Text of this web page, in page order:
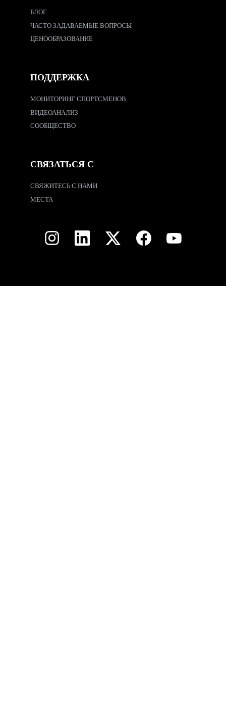
БЛОГ
ЧАСТО ЗАДАВАЕМЫЕ ВОПРОСЫ
ЦЕНООБРАЗОВАНИЕ
ПОДДЕРЖКА
МОНИТОРИНГ СПОРТСМЕНОВ
ВИДЕОАНАЛИЗ
СООБЩЕСТВО
СВЯЗАТЬСЯ С
СВЯЖИТЕСЬ С НАМИ
МЕСТА